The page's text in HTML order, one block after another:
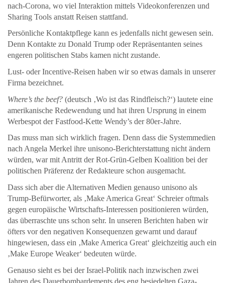
nach-Corona, wo viel Interaktion mittels Videokonferenzen und
Sharing Tools anstatt Reisen stattfand.
Persönliche Kontaktpflege kann es jedenfalls nicht gewesen sein.
Denn Kontakte zu Donald Trump oder Repräsentanten seines
engeren politischen Stabs kamen nicht zustande.
Lust- oder Incentive-Reisen haben wir so etwas damals in unserer
Firma bezeichnet.
Where’s the beef? (deutsch ‚Wo ist das Rindfleisch?‘) lautete eine
amerikanische Redewendung und hat ihren Ursprung in einem
Werbespot der Fastfood-Kette Wendy’s der 80er-Jahre.
Das muss man sich wirklich fragen. Denn dass die Systemmedien
nach Angela Merkel ihre unisono-Berichterstattung nicht ändern
würden, war mit Antritt der Rot-Grün-Gelben Koalition bei der
politischen Präferenz der Redakteure schon ausgemacht.
Dass sich aber die Alternativen Medien genauso unisono als
Trump-Befürworter, als ‚Make America Great‘ Schreier oftmals
gegen europäische Wirtschafts-Interessen positionieren würden,
das überraschte uns schon sehr. In unseren Berichten haben wir
öfters vor den negativen Konsequenzen gewarnt und darauf
hingewiesen, dass ein ‚Make America Great‘ gleichzeitig auch ein
‚Make Europe Weaker‘ bedeuten würde.
Genauso sieht es bei der Israel-Politik nach inzwischen zwei
Jahren des Dauerbombardements des eng besiedelten Gaza-